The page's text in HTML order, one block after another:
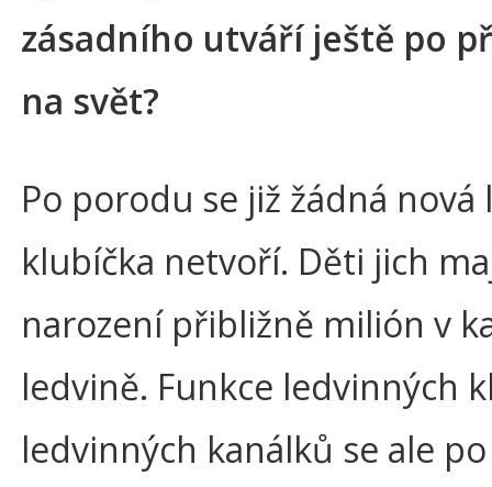
zásadního utváří ještě po
na svět?
Po porodu se již žádná nová
klubíčka netvoří. Děti jich
narození přibližně milión v
ledvině. Funkce ledvinných
ledvinných kanálků se ale po